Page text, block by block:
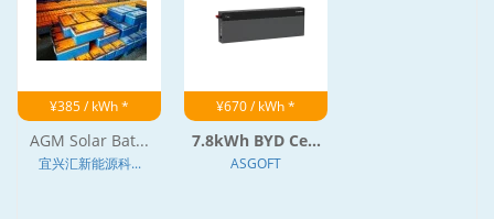
¥385 / kWh *
AGM Solar Bat...
宜兴汇新能源科...
¥670 / kWh *
7.8kWh BYD Ce...
ASGOFT